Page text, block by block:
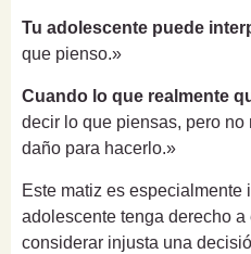
Tu adolescente puede
que pienso.»
Cuando lo que realmente
decir lo que piensas, pero
daño para hacerlo.»
Este matiz es especialmente
adolescente tenga derecho a
considerar injusta una